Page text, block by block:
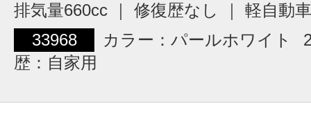
排気量660cc ｜ 修復歴なし ｜ 軽自動車
33968
カラー：パールホワイト
歴：自家用